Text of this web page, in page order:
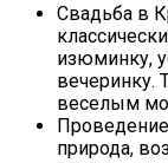
Свадьба в
изюминку,
вечеринку.
веселым
природа,